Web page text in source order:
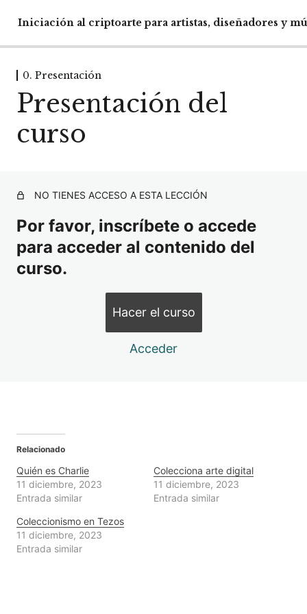
Iniciación al criptoarte para artistas, diseñadores y
0. Presentación
Presentación del curso
2. Coleccionismo
0. Presentación
Presentación del
curso
NO TIENES ACCESO A ESTA LECCIÓN
Por favor, inscríbete o accede
para acceder al contenido del
curso.
Hacer el curso
Acceder
Relacionado
Quién es Charlie
11 diciembre, 2023
Entrada similar
Colecciona arte digital
11 diciembre, 2023
Entrada similar
Coleccionismo en Tezos
11 diciembre, 2023
Entrada similar